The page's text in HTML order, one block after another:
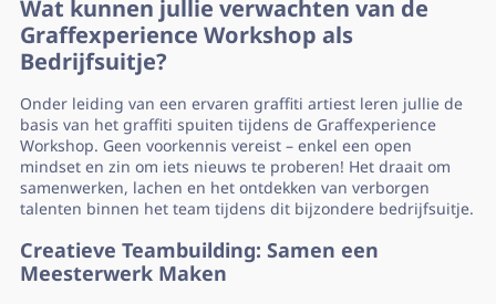
Wat kunnen jullie verwachten van de
Graffexperience Workshop als
Bedrijfsuitje?
Onder leiding van een ervaren graffiti artiest leren jullie de
basis van het graffiti spuiten tijdens de Graffexperience
Workshop. Geen voorkennis vereist – enkel een open
mindset en zin om iets nieuws te proberen! Het draait om
samenwerken, lachen en het ontdekken van verborgen
talenten binnen het team tijdens dit bijzondere bedrijfsuitje.
Creatieve Teambuilding: Samen een
Meesterwerk Maken